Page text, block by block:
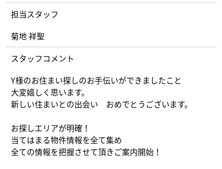
担当スタッフ
菊地 祥聖
スタッフコメント
Y様のお住まい探しのお手伝いができましたこと
大変嬉しく思います。
新しい住まいとの出会い おめでとうございます。
お探しエリアが明確！
当てはまる物件情報を全て集め
全ての情報を把握させて頂きご案内開始！